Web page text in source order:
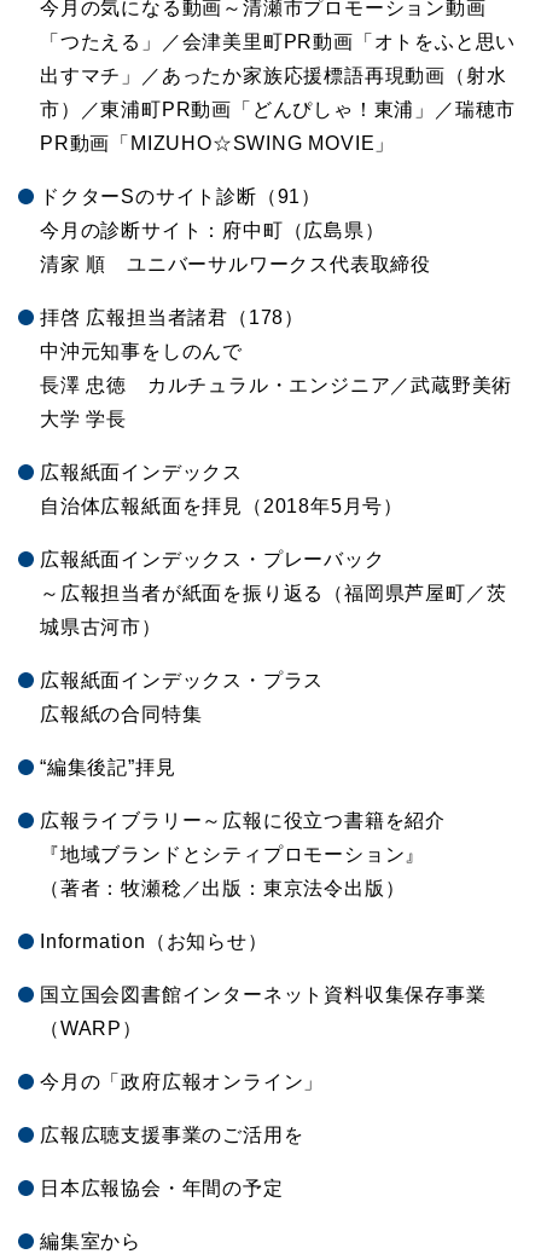
今月の気になる動画～清瀬市プロモーション動画
「つたえる」／会津美里町PR動画「オトをふと思い
出すマチ」／あったか家族応援標語再現動画（射水
市）／東浦町PR動画「どんぴしゃ！東浦」／瑞穂市
PR動画「MIZUHO☆SWING MOVIE」
ドクターSのサイト診断（91）
今月の診断サイト：府中町（広島県）
清家 順 ユニバーサルワークス代表取締役
拝啓 広報担当者諸君（178）
中沖元知事をしのんで
長澤 忠徳 カルチュラル・エンジニア／武蔵野美術
大学 学長
広報紙面インデックス
自治体広報紙面を拝見（2018年5月号）
広報紙面インデックス・プレーバック
～広報担当者が紙面を振り返る（福岡県芦屋町／茨
城県古河市）
広報紙面インデックス・プラス
広報紙の合同特集
“編集後記”拝見
広報ライブラリー～広報に役立つ書籍を紹介
『地域ブランドとシティプロモーション』
（著者：牧瀬稔／出版：東京法令出版）
Information（お知らせ）
国立国会図書館インターネット資料収集保存事業
（WARP）
今月の「政府広報オンライン」
広報広聴支援事業のご活用を
日本広報協会・年間の予定
編集室から